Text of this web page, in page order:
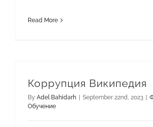
Read More
Коррупция Википедия
By Adel Bahidarh September 22nd, 2023
Обучение